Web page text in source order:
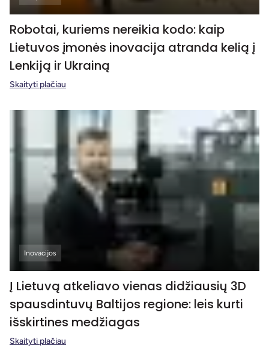
Robotai, kuriems nereikia kodo: kaip
Lietuvos įmonės inovacija atranda kelią į
Lenkiją ir Ukrainą
Skaityti plačiau
Inovacijos
Į Lietuvą atkeliavo vienas didžiausių 3D
spausdintuvų Baltijos regione: leis kurti
išskirtines medžiagas
Skaityti plačiau